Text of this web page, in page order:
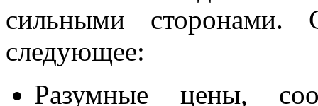
сильными
следующее:
Разумные цены,